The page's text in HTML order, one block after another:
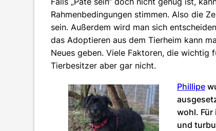
Rahmenbedingungen stimmen. Also die
sein. Außerdem wird man sich
das Adoptieren aus dem Tierheim kann
Neues geben. Viele Faktoren, die wichtig
Tierbesitzer aber gar nicht.
Phillipe
wohl. Für
und